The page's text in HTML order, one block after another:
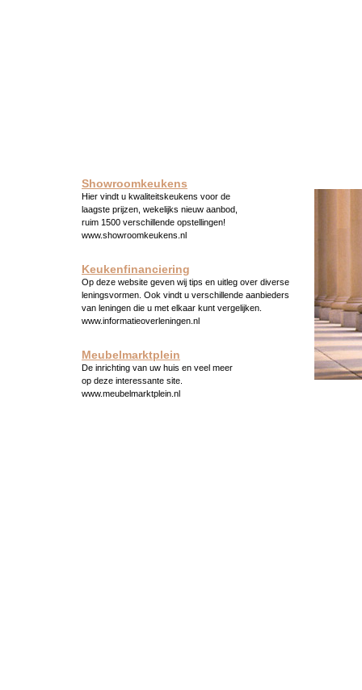
Showroomkeukens
Hier vindt u kwaliteitskeukens voor de
laagste prijzen, wekelijks nieuw aanbod,
ruim 1500 verschillende opstellingen!
www.showroomkeukens.nl
Keukenfinanciering
Op deze website geven wij tips en uitleg over diverse
leningsvormen. Ook vindt u verschillende aanbieders
van leningen die u met elkaar kunt vergelijken.
www.informatieoverleningen.nl
Meubelmarktplein
De inrichting van uw huis en veel meer
op deze interessante site.
www.meubelmarktplein.nl